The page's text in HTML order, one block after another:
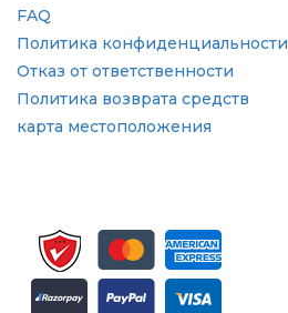
FAQ
Политика конфиденциальности
Отказ от ответственности
Политика возврата средств
карта местоположения